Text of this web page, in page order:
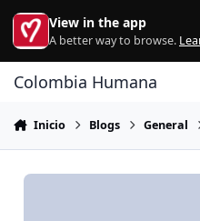
Ir al contenido
View in the app
A better way to browse.
Colombia Humana
Inicio Blogs General